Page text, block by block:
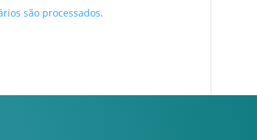
são processados.